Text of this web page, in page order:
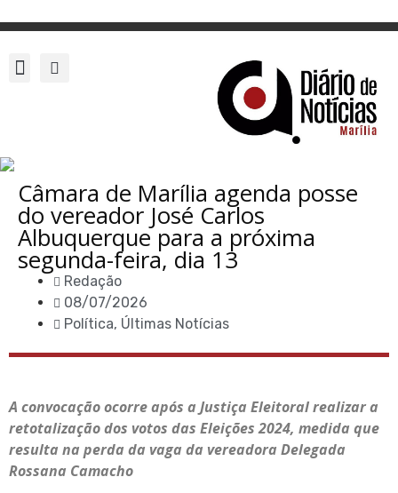
Câmara de Marília agenda posse
do vereador José Carlos
Albuquerque para a próxima
segunda-feira, dia 13
Redação
08/07/2026
Política, Últimas Notícias
A convocação ocorre após a Justiça Eleitoral realizar a
retotalização dos votos das Eleições 2024, medida que
resulta na perda da vaga da vereadora Delegada
Rossana Camacho